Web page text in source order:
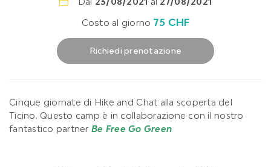
Costo al giorno 75 CHF
Richiedi prenotazione
Cinque giornate di Hike and Chat alla scoperta del
Ticino. Questo camp è in collaborazione con il nostro
fantastico partner Be Free Go Green